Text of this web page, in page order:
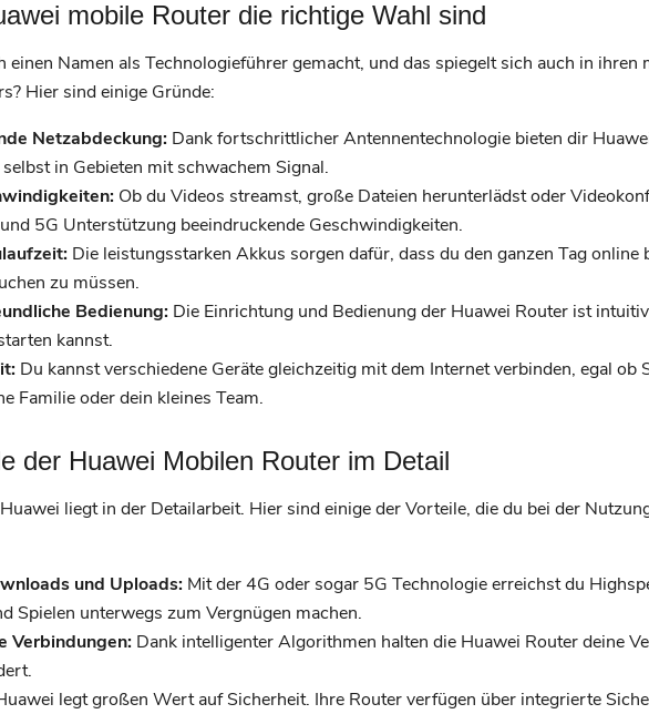
mobile Router die richtige Wahl sind
einen Namen als Technologieführer gemacht, und das spiegelt sich auch in
Hier sind einige Gründe:
Netzabdeckung: Dank fortschrittlicher Antennentechnologie bieten dir
in Gebieten mit schwachem Signal.
Ob du Videos streamst, große Dateien herunterlädst oder
5G Unterstützung beeindruckende Geschwindigkeiten.
Die leistungsstarken Akkus sorgen dafür, dass du den ganzen Tag
zu müssen.
Bedienung: Die Einrichtung und Bedienung der Huawei Router ist
kannst.
Du kannst verschiedene Geräte gleichzeitig mit dem Internet verbinden, egal
Familie oder dein kleines Team.
der Huawei Mobilen Router im Detail
liegt in der Detailarbeit. Hier sind einige der Vorteile, die du bei der
und Uploads: Mit der 4G oder sogar 5G Technologie erreichst du
Spielen unterwegs zum Vergnügen machen.
Verbindungen: Dank intelligenter Algorithmen halten die Huawei Router deine
legt großen Wert auf Sicherheit. Ihre Router verfügen über integrierte